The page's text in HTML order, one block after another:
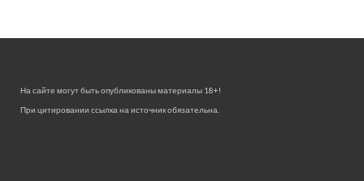
На сайте могут быть опубликованы материалы 18+!
При цитировании ссылка на источник обязательна.